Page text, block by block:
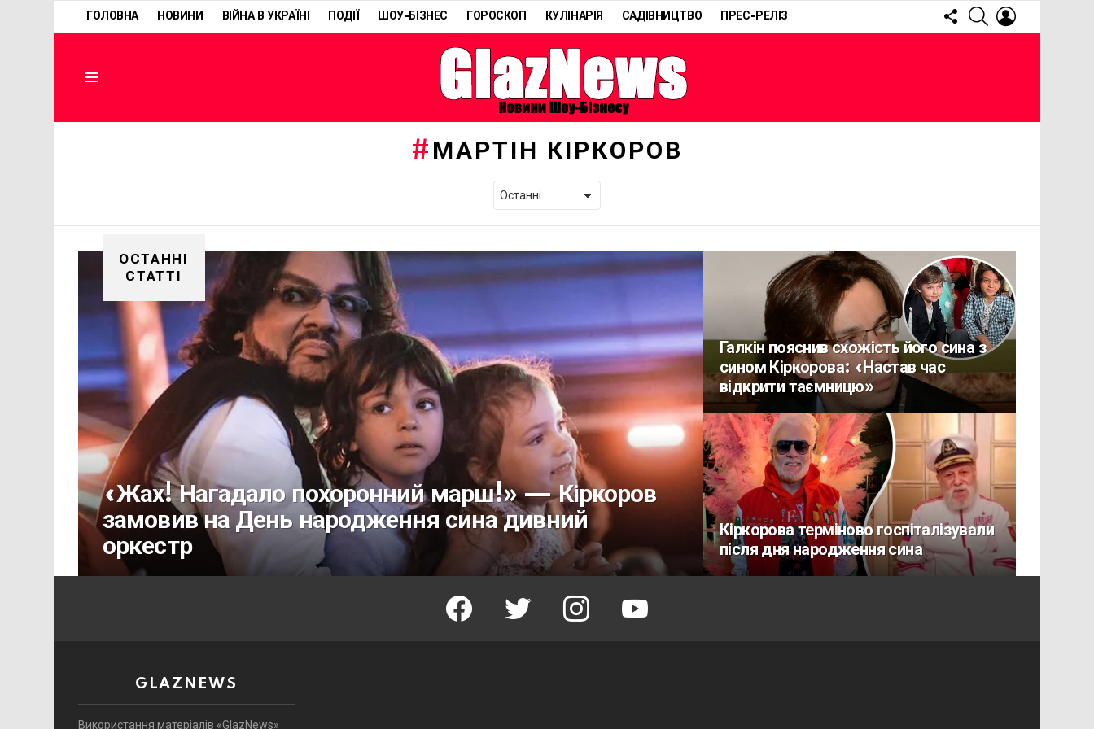
ГОЛОВНА НОВИНИ ВІЙНА В УКРАЇНІ ПОДІЇ ШОУ-БІЗНЕС ГОРОСКОП КУЛІНАРІЯ САДІВНИЦТВО ПРЕС-РЕЛІЗ
FOLLOW
US
SEARCH
МАРТІН КІРКОРОВ
ОСТАННІ
СТАТТІ
«Жах! Нагадало похоронний марш!» — Кіркоров
замовив на День народження сина дивний
оркестр
Галкін пояснив схожість його сина з
сином Кіркорова: «Настав час
відкрити таємницю»
Кіркорова терміново госпіталізували
після дня народження сина
facebook twitter instagram youtube
GLAZNEWS
Використання матеріалів «GlazNews»